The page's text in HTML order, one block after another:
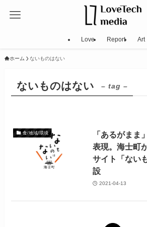
Love Report Art
ホーム ないものはない
ないものはない – tag –
食/地域/環境
「あるがまま
表現。海士町
サイト「ない
設
2021-04-13